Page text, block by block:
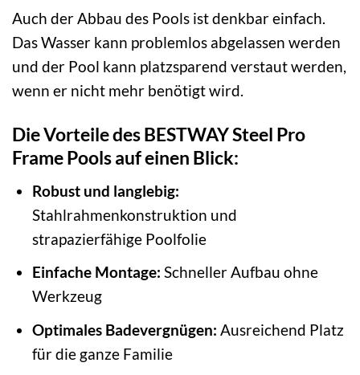
Auch der Abbau des Pools ist denkbar einfach.
Das Wasser kann problemlos abgelassen werden
und der Pool kann platzsparend verstaut werden,
wenn er nicht mehr benötigt wird.
Die Vorteile des BESTWAY Steel Pro
Frame Pools auf einen Blick:
Robust und langlebig:
Stahlrahmenkonstruktion und
strapazierfähige Poolfolie
Einfache Montage: Schneller Aufbau ohne
Werkzeug
Optimales Badevergnügen: Ausreichend Platz
für die ganze Familie